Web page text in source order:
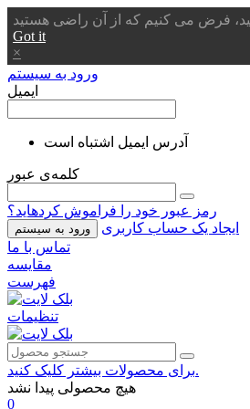
Got it
×
ورود به سیستم
ایمیل
آدرس ایمیل اشتباه است
کلمه‌ی عبور
رمز عبور خود را فراموش کردهاید؟
ورود به سیستم
ایجاد یک حساب کاربری
تماس با ما
مقایسه
فهرست
تنظیمات
برای محصولات بیشتر کلیک کنید.
هیچ محصولی پیدا نشد
0